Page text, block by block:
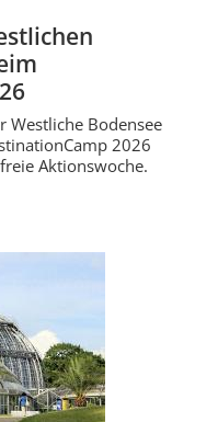
Westliche Bodensee
2026
Aktionswoche.